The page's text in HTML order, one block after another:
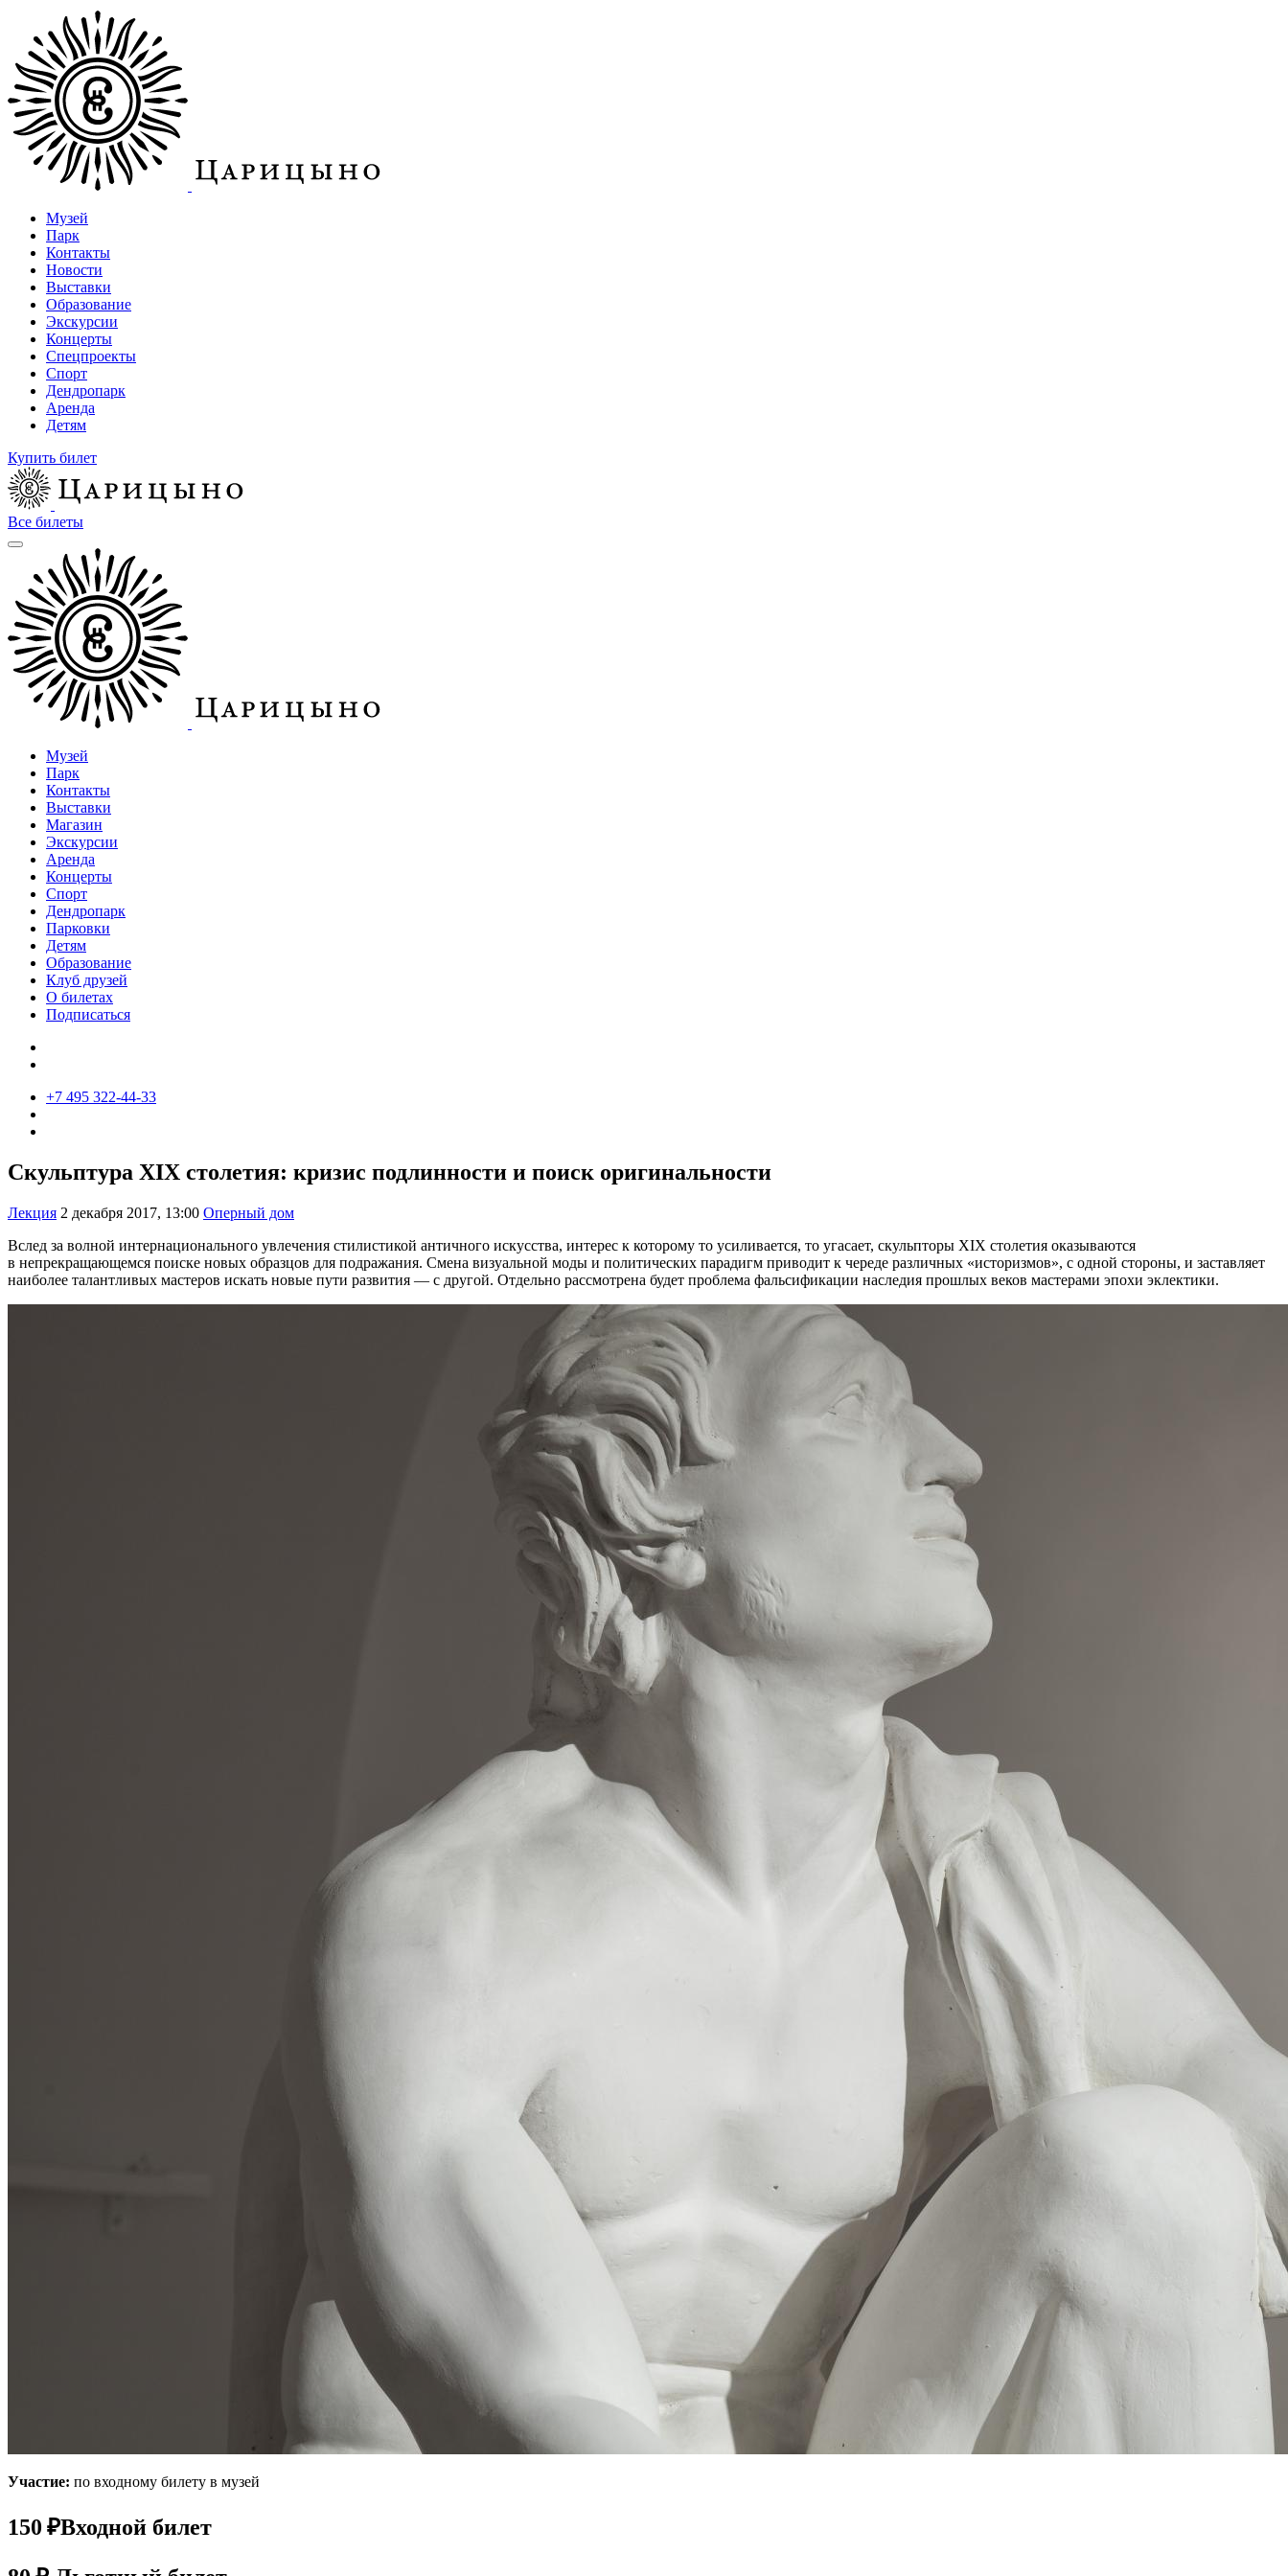
Музей
Парк
Контакты
Новости
Выставки
Образование
Экскурсии
Концерты
Спецпроекты
Спорт
Дендропарк
Аренда
Детям
Купить билет
Все билеты
Музей
Парк
Контакты
Выставки
Магазин
Экскурсии
Аренда
Концерты
Спорт
Дендропарк
Парковки
Детям
Образование
Клуб друзей
О билетах
Подписаться
+7 495 322-44-33
Скульптура XIX столетия: кризис подлинности и поиск оригинальности
Лекция 2 декабря 2017, 13:00 Оперный дом
Вслед за волной интернационального увлечения стилистикой античного искусства, интерес к которому то усиливается, то угасает, скульпторы XIX столетия оказываются
в непрекращающемся поиске новых образцов для подражания. Смена визуальной моды и политических парадигм приводит к череде различных «историзмов», с одной стороны, и заставляет
наиболее талантливых мастеров искать новые пути развития — с другой. Отдельно рассмотрена будет проблема фальсификации наследия прошлых веков мастерами эпохи эклектики.
Участие: по входному билету в музей
150 ₽Входной билет